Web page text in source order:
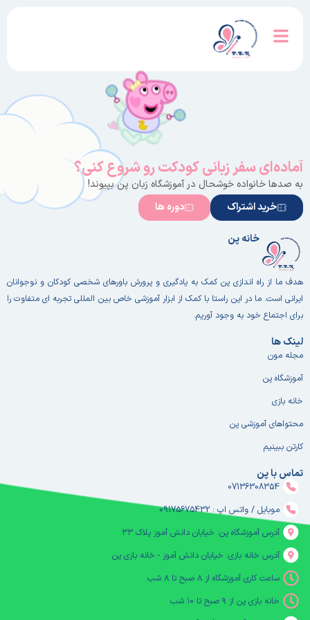
آماده‌ای سفر زبانی کودکت رو شروع کنی؟
به صدها خانواده خوشحال در آموزشگاه زبان پن بپیوند!
خرید اشتراک
دوره ها
خانه پن
هدف ما از راه اندازی پن کمک به یادگیری و پرورش باورهای شخصی کودکان و نوجوانان
ایرانی است. ما در این راستا با کمک از ابزار آموزشی خاص بین المللی تجربه ای متفاوت را
برای اجتماع خود به وجود آوریم.
لینک ها
مجله مون
آموزشگاه پن
خانه بازی
محتواهای آموزشی پن
کارتن ببینیم
تماس با پن
07136308354
موبایل / واتس اپ : 09175675432
آدرس آموزشگاه پن: خیابان دانش آموز پلاک ۳۳
آدرس خانه بازی: خیابان دانش آموز - خانه بازی پن
ساعت کاری آموزشگاه از ۸ صبح تا ۸ شب
خانه بازی پن از ۹ صبح تا ۱۰ شب